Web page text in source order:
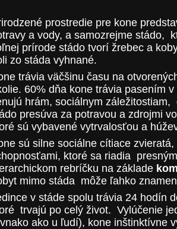
prostredie pre kone
a vody, a samozrejme stádo,
prírode stádo tvorí žrebec a
zo stáda vyhnané.
trávia väčšinu času na
60% dňa kone trávia pasením
hrám, sociálnym
presúva za potravou a zdrojmi
sú vybavené vytrvalosťou a
sú silne sociálne cítiace
ktoré sa riadia
rebríčku na základe
mimo stáda môže ľahko
v stáde spolu trávia 24 hodín
trvajú po celý život. Vylúčenie
ako u ľudí), kone inštinktívne